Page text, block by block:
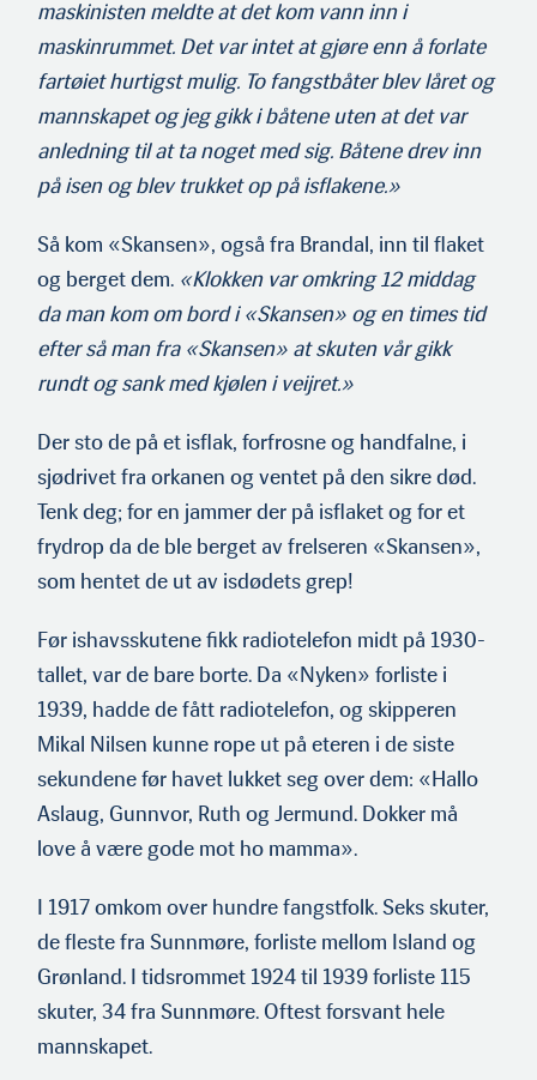
maskinisten meldte at det kom vann inn i
maskinrummet. Det var intet at gjøre enn å forlate
fartøiet hurtigst mulig. To fangstbåter blev låret og
mannskapet og jeg gikk i båtene uten at det var
anledning til at ta noget med sig. Båtene drev inn
på isen og blev trukket op på isflakene.»
Så kom «Skansen», også fra Brandal, inn til flaket
og berget dem. «Klokken var omkring 12 middag
da man kom om bord i «Skansen» og en times tid
efter så man fra «Skansen» at skuten vår gikk
rundt og sank med kjølen i veijret.»
Der sto de på et isflak, forfrosne og handfalne, i
sjødrivet fra orkanen og ventet på den sikre død.
Tenk deg; for en jammer der på isflaket og for et
frydrop da de ble berget av frelseren «Skansen»,
som hentet de ut av isdødets grep!
Før ishavsskutene fikk radiotelefon midt på 1930-
tallet, var de bare borte. Da «Nyken» forliste i
1939, hadde de fått radiotelefon, og skipperen
Mikal Nilsen kunne rope ut på eteren i de siste
sekundene før havet lukket seg over dem: «Hallo
Aslaug, Gunnvor, Ruth og Jermund. Dokker må
love å være gode mot ho mamma».
I 1917 omkom over hundre fangstfolk. Seks skuter,
de fleste fra Sunnmøre, forliste mellom Island og
Grønland. I tidsrommet 1924 til 1939 forliste 115
skuter, 34 fra Sunnmøre. Oftest forsvant hele
mannskapet.